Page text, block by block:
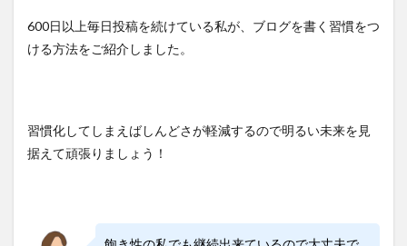
600日以上毎日投稿を続けている私が、ブログを書く習慣をつ
ける方法をご紹介しました。
習慣化してしまえばしんどさが軽減するので明るい未来を見
据えて頑張りましょう！